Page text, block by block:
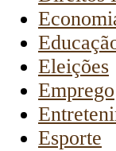
Eleições
Emprego
Esporte